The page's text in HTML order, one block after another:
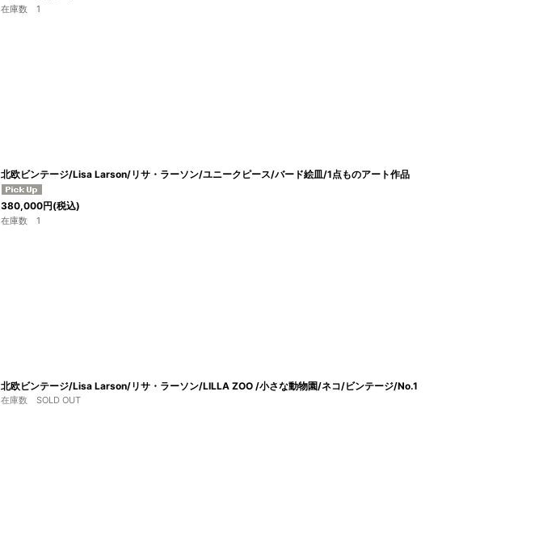
在庫数 1
北欧ビンテージ/Lisa Larson/リサ・ラーソン/ユニークピース/バード絵皿/1点ものアート作品
380,000円(税込)
在庫数 1
北欧ビンテージ/Lisa Larson/リサ・ラーソン/LILLA ZOO /小さな動物園/ネコ/ビンテージ/No.1
在庫数 SOLD OUT